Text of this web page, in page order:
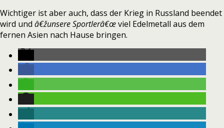
Wichtiger ist aber auch, dass der Krieg in Russland beendet
wird und â€žunsere Sportlerâ€œviel Edelmetall aus dem
fernen Asien nach Hause bringen.